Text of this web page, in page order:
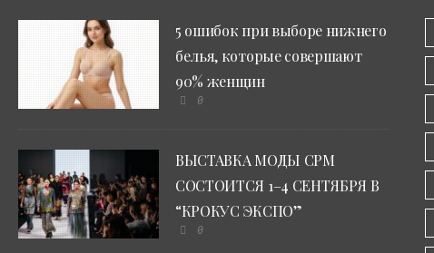
5 ошибок при выборе нижнего
белья, которые совершают
90% женщин
0
ВЫСТАВКА МОДЫ CPM
СОСТОИТСЯ 1–4 СЕНТЯБРЯ В
“КРОКУС ЭКСПО”
0